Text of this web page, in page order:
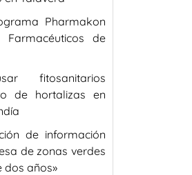
Pharmakon
de
fitosanitarios
de hortalizas en
de información
de zonas verdes
dos años»